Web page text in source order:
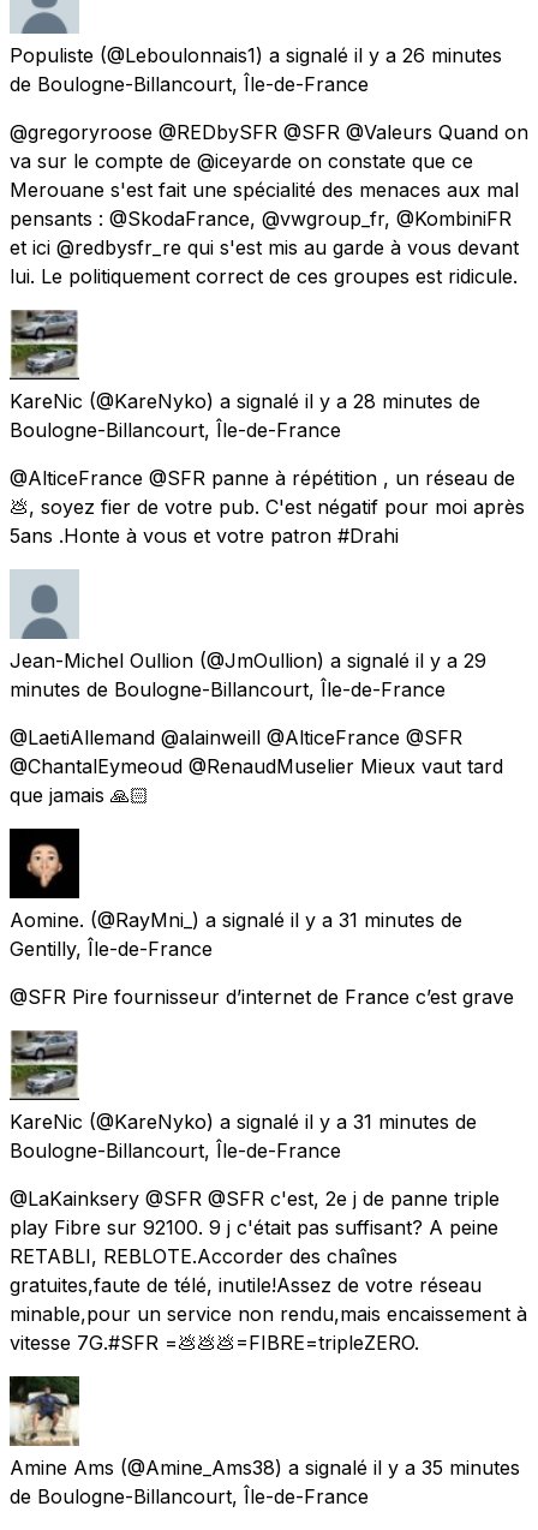
Populiste (@Leboulonnais1) a signalé il y a 26 minutes
de Boulogne-Billancourt, Île-de-France
@gregoryroose @REDbySFR @SFR @Valeurs Quand on
va sur le compte de @iceyarde on constate que ce
Merouane s'est fait une spécialité des menaces aux mal
pensants : @SkodaFrance, @vwgroup_fr, @KombiniFR
et ici @redbysfr_re qui s'est mis au garde à vous devant
lui. Le politiquement correct de ces groupes est ridicule.
KareNic (@KareNyko) a signalé il y a 28 minutes de
Boulogne-Billancourt, Île-de-France
@AlticeFrance @SFR panne à répétition , un réseau de
💩, soyez fier de votre pub. C'est négatif pour moi après
5ans .Honte à vous et votre patron #Drahi
Jean-Michel Oullion (@JmOullion) a signalé il y a 29
minutes de Boulogne-Billancourt, Île-de-France
@LaetiAllemand @alainweill @AlticeFrance @SFR
@ChantalEymeoud @RenaudMuselier Mieux vaut tard
que jamais 🙏🏻
Aomine. (@RayMni_) a signalé il y a 31 minutes de
Gentilly, Île-de-France
@SFR Pire fournisseur d’internet de France c’est grave
KareNic (@KareNyko) a signalé il y a 31 minutes de
Boulogne-Billancourt, Île-de-France
@LaKainksery @SFR @SFR c'est, 2e j de panne triple
play Fibre sur 92100. 9 j c'était pas suffisant? A peine
RETABLI, REBLOTE.Accorder des chaînes
gratuites,faute de télé, inutile!Assez de votre réseau
minable,pour un service non rendu,mais encaissement à
vitesse 7G.#SFR =💩💩💩=FIBRE=tripleZERO.
Amine Ams (@Amine_Ams38) a signalé il y a 35 minutes
de Boulogne-Billancourt, Île-de-France